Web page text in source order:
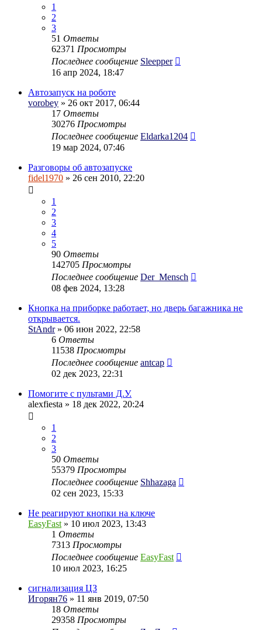
1
2
3
51 Ответы
62371 Просмотры
Последнее сообщение Sleepper
16 апр 2024, 18:47
Автозапуск на роботе
vorobey » 26 окт 2017, 06:44
17 Ответы
30276 Просмотры
Последнее сообщение Eldarka1204
19 мар 2024, 07:46
Разговоры об автозапуске
fidel1970 » 26 сен 2010, 22:20
1
2
3
4
5
90 Ответы
142705 Просмотры
Последнее сообщение Der_Mensch
08 фев 2024, 13:28
Кнопка на приборке работает, но дверь багажника не
открывается.
StAndr» 06 июн 2022, 22:58
6 Ответы
11538 Просмотры
Последнее сообщение antcap
02 дек 2023, 22:31
Помогите с пультами Д.У.
alexfiesta » 18 дек 2022, 20:24
1
2
3
50 Ответы
55379 Просмотры
Последнее сообщение Shhazaga
02 сен 2023, 15:33
Не реагируют кнопки на ключе
EasyFast » 10 июл 2023, 13:43
1 Ответы
7313 Просмотры
Последнее сообщение EasyFast
10 июл 2023, 16:25
сигнализация ЦЗ
Игорян76 » 11 янв 2019, 07:50
18 Ответы
29358 Просмотры